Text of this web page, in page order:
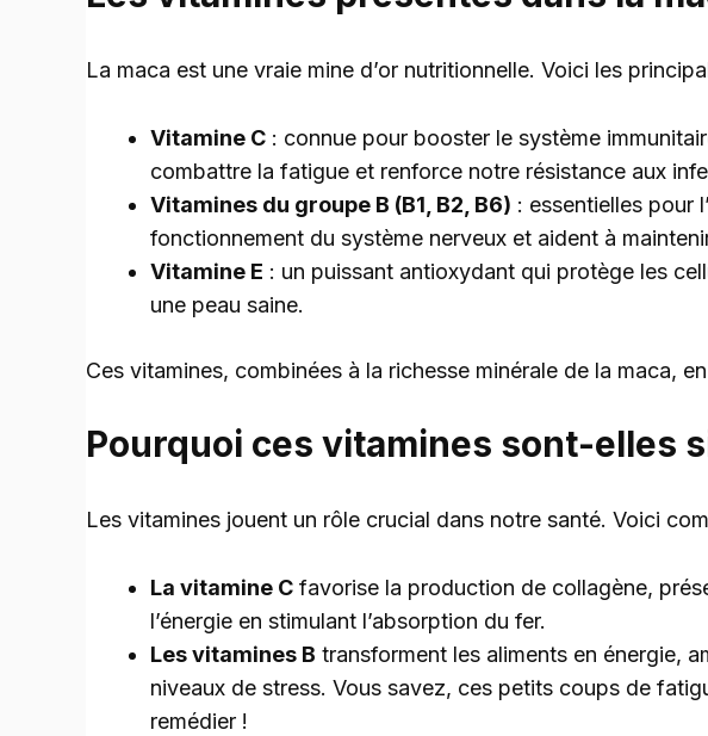
La maca est une vraie mine d’or nutritionnelle. Voici les
Vitamine C : connue pour booster le système
combattre la fatigue et renforce notre résistance aux
Vitamines du groupe B (B1, B2, B6) : essentielles pour
fonctionnement du système nerveux et aident à
Vitamine E : un puissant antioxydant qui protège les
une peau saine.
Ces vitamines, combinées à la richesse minérale de la maca,
Pourquoi ces vitamines sont-elles
Les vitamines jouent un rôle crucial dans notre santé. Voici
La vitamine C favorise la production de collagène,
l’énergie en stimulant l’absorption du fer.
Les vitamines B transforment les aliments en énergie,
niveaux de stress. Vous savez, ces petits coups de
remédier !